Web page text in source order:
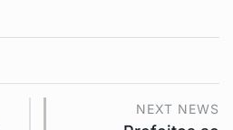
NEXT NEWS